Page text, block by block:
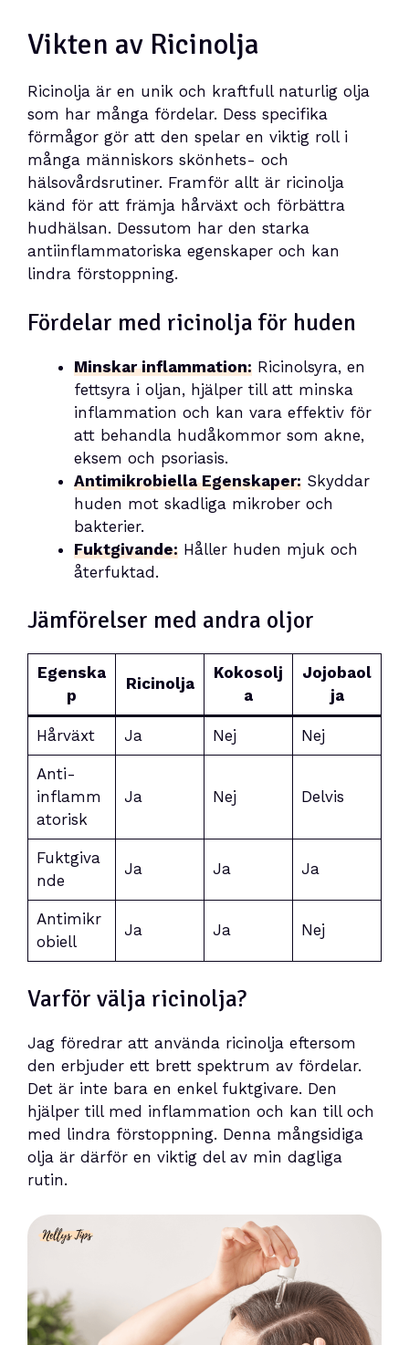
Vikten av Ricinolja
Ricinolja är en unik och kraftfull naturlig olja
som har många fördelar. Dess specifika
förmågor gör att den spelar en viktig roll i
många människors skönhets- och
hälsovårdsrutiner. Framför allt är ricinolja
känd för att främja hårväxt och förbättra
hudhälsan. Dessutom har den starka
antiinflammatoriska egenskaper och kan
lindra förstoppning.
Fördelar med ricinolja för huden
Minskar inflammation: Ricinolsyra, en
fettsyra i oljan, hjälper till att minska
inflammation och kan vara effektiv för
att behandla hudåkommor som akne,
eksem och psoriasis.
Antimikrobiella Egenskaper: Skyddar
huden mot skadliga mikrober och
bakterier.
Fuktgivande: Håller huden mjuk och
återfuktad.
Jämförelser med andra oljor
Egenska
p
Ricinolja
Kokosolj
a
Jojobaol
ja
Hårväxt Ja Nej Nej
Anti-
inflamm
atorisk
Ja Nej Delvis
Fuktgiva
nde
Ja Ja Ja
Antimikr
obiell
Ja Ja Nej
Varför välja ricinolja?
Jag föredrar att använda ricinolja eftersom
den erbjuder ett brett spektrum av fördelar.
Det är inte bara en enkel fuktgivare. Den
hjälper till med inflammation och kan till och
med lindra förstoppning. Denna mångsidiga
olja är därför en viktig del av min dagliga
rutin.